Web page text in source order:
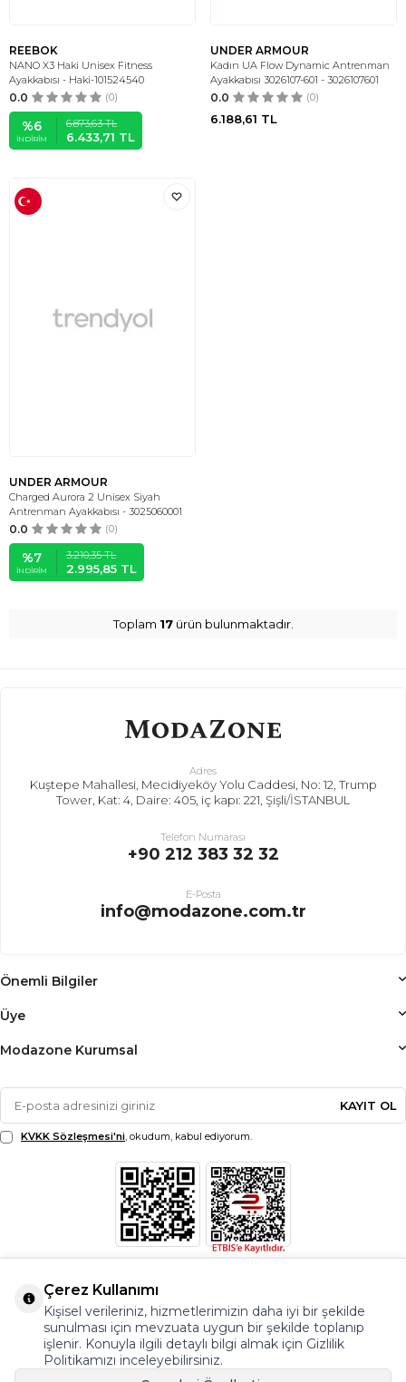
REEBOK
NANO X3 Haki Unisex Fitness
Ayakkabısı - Haki-101524540
0.0 (0)
%6
İNDIRIM
6.873,63TL
6.433,71 TL
UNDER ARMOUR
Kadın UA Flow Dynamic Antrenman
Ayakkabısı 3026107-601 - 3026107601
0.0 (0)
6.188,61 TL
UNDER ARMOUR
Charged Aurora 2 Unisex Siyah
Antrenman Ayakkabısı - 3025060001
0.0 (0)
%7
İNDIRIM
3.210,35TL
2.995,85 TL
Toplam 17ürün bulunmaktadır.
Adres
Kuştepe Mahallesi, Mecidiyeköy Yolu Caddesi, No: 12, Trump
Tower, Kat: 4, Daire: 405, iç kapı: 221, Şişli/İSTANBUL
Telefon Numarası
+90 212 383 32 32
E-Posta
info@modazone.com.tr
Önemli Bilgiler
Üye
Modazone Kurumsal
KAYIT OL
KVKK Sözleşmesi'ni, okudum, kabul ediyorum.
Çerez Kullanımı
Kişisel verileriniz, hizmetlerimizin daha iyi bir şekilde
sunulması için mevzuata uygun bir şekilde toplanıp
işlenir. Konuyla ilgili detaylı bilgi almak için Gizlilik
Politikamızı inceleyebilirsiniz.